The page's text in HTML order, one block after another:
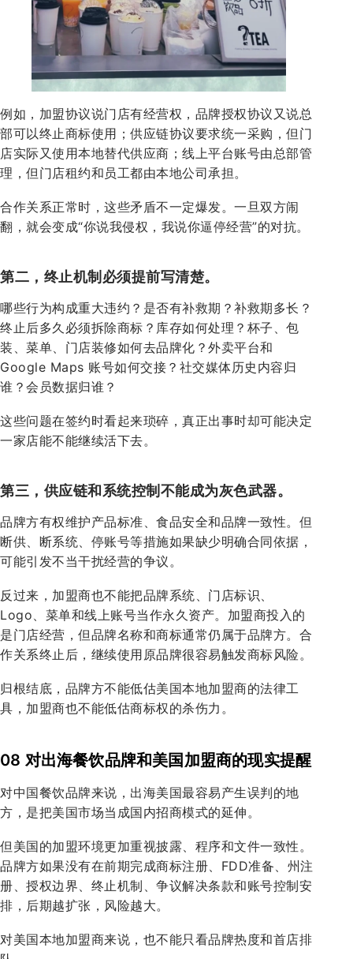
例如，加盟协议说门店有经营权，品牌授权协议又说总
部可以终止商标使用；供应链协议要求统一采购，但门
店实际又使用本地替代供应商；线上平台账号由总部管
理，但门店租约和员工都由本地公司承担。
合作关系正常时，这些矛盾不一定爆发。一旦双方闹
翻，就会变成“你说我侵权，我说你逼停经营”的对抗。
第二，终止机制必须提前写清楚。
哪些行为构成重大违约？是否有补救期？补救期多长？
终止后多久必须拆除商标？库存如何处理？杯子、包
装、菜单、门店装修如何去品牌化？外卖平台和
Google Maps 账号如何交接？社交媒体历史内容归
谁？会员数据归谁？
这些问题在签约时看起来琐碎，真正出事时却可能决定
一家店能不能继续活下去。
第三，供应链和系统控制不能成为灰色武器。
品牌方有权维护产品标准、食品安全和品牌一致性。但
断供、断系统、停账号等措施如果缺少明确合同依据，
可能引发不当干扰经营的争议。
反过来，加盟商也不能把品牌系统、门店标识、
Logo、菜单和线上账号当作永久资产。加盟商投入的
是门店经营，但品牌名称和商标通常仍属于品牌方。合
作关系终止后，继续使用原品牌很容易触发商标风险。
归根结底，品牌方不能低估美国本地加盟商的法律工
具，加盟商也不能低估商标权的杀伤力。
08 对出海餐饮品牌和美国加盟商的现实提醒
对中国餐饮品牌来说，出海美国最容易产生误判的地
方，是把美国市场当成国内招商模式的延伸。
但美国的加盟环境更加重视披露、程序和文件一致性。
品牌方如果没有在前期完成商标注册、FDD准备、州注
册、授权边界、终止机制、争议解决条款和账号控制安
排，后期越扩张，风险越大。
对美国本地加盟商来说，也不能只看品牌热度和首店排